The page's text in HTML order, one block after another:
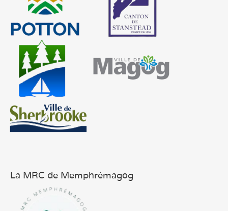
La MRC de Memphrémagog